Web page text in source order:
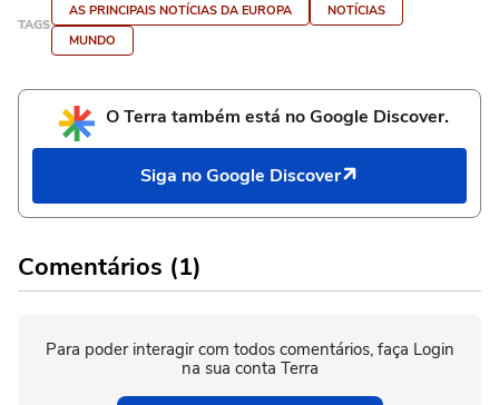
TAGS
AS PRINCIPAIS NOTÍCIAS DA EUROPA
NOTÍCIAS
MUNDO
O Terra também está no Google Discover.
Siga no Google Discover
Comentários (1)
Para poder interagir com todos comentários, faça Login
na sua conta Terra